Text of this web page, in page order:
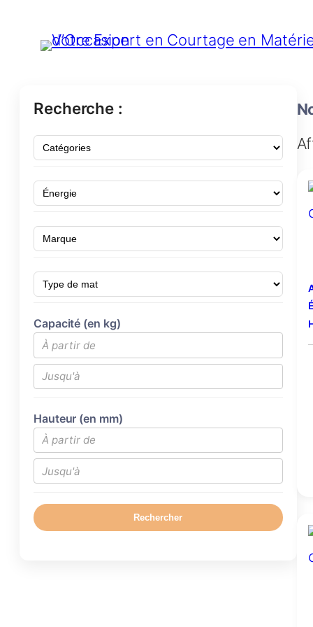
Recherche :
Capacité (en kg)
Hauteur (en mm)
Rechercher